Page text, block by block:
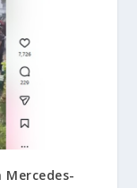
Mercedes-